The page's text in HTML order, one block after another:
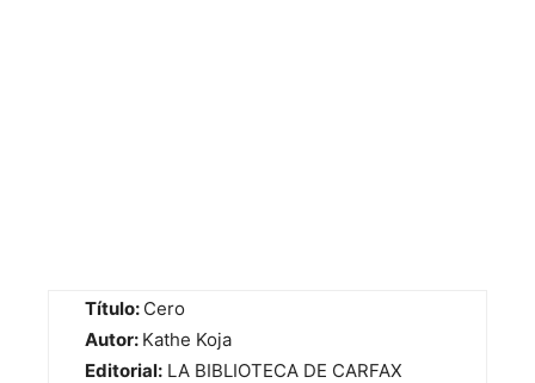
Título: Cero
Autor: Kathe Koja
Editorial: LA BIBLIOTECA DE CARFAX